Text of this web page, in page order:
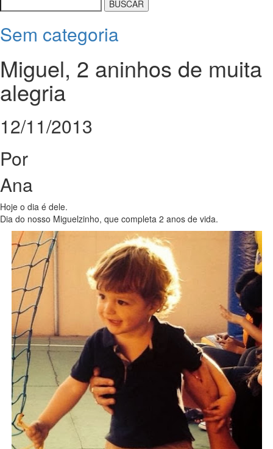
Sem categoria
Miguel, 2 aninhos de muita
alegria
12/11/2013
Por
Ana
Hoje o dia é dele.
Dia do nosso Miguelzinho, que completa 2 anos de vida.